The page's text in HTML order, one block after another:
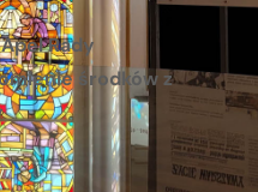
Apel Rady
środków z